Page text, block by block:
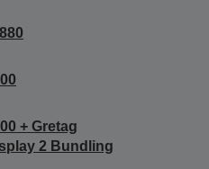
+ Gretag
2 Bundling